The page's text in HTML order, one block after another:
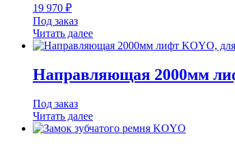
19 970 ₽
Под заказ
Читать далее
Направляющая 2000мм
Под заказ
Читать далее